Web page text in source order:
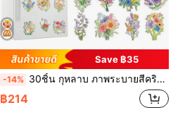
Save ฿35
-14% 30ชิ้น กุหลาบ ภาพระบายสีคริสตัล วางตู้เย็น แม่เหล็ก ชุดภาพวาดเพชรผลึก 5D, สติกเกอร์รถสะท้อนแสง, แท่นพาราดนตรีบนเรือสำราญ, ตกแต่งพื้นผิวโลหะ DIY
฿214